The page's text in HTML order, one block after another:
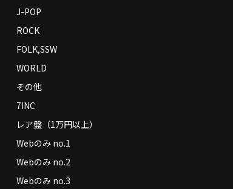
J-POP
ROCK
FOLK,SSW
WORLD
その他
7INC
レア盤（1万円以上）
Webのみ no.1
Webのみ no.2
Webのみ no.3